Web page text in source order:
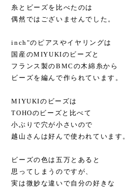
糸とビーズを比べたのは
偶然ではございませんでした。
inch"のピアスやイヤリングは
国産のMIYUKIのビーズと
フランス製のBMCの木綿糸から
ビーズを編んで作られています。
MIYUKIのビーズは
TOHOのビーズと比べて
小ぶりで穴が小さいので
越山さんは好んで使われています。
ビーズの色は五万とあると
思ってしまうのですが、
実は微妙な違いで自分の好きな